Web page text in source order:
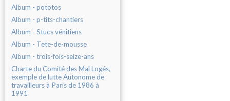
Album - pototos
Album - p-tits-chantiers
Album - Stucs vénitiens
Album - Tete-de-mousse
Album - trois-fois-seize-ans
Charte du Comité des Mal Logés,
exemple de lutte Autonome de
travailleurs à Paris de 1986 à
1991